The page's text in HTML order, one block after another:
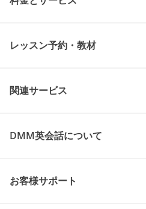
レッスン予約・教材
関連サービス
DMM英会話について
お客様サポート